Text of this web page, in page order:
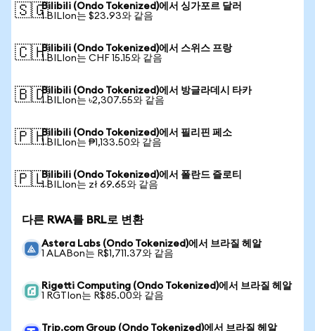
🇸🇬Bilibili (Ondo Tokenized)에서 싱가포르 달러
1 BILIon는 $23.93와 같음
🇨🇭Bilibili (Ondo Tokenized)에서 스위스 프랑
1 BILIon는 CHF 15.15와 같음
🇧🇩Bilibili (Ondo Tokenized)에서 방글라데시 타카
1 BILIon는 ৳2,307.55와 같음
🇵🇭Bilibili (Ondo Tokenized)에서 필리핀 페소
1 BILIon는 ₱1,133.50와 같음
🇵🇱Bilibili (Ondo Tokenized)에서 폴란드 즐로티
1 BILIon는 zł 69.65와 같음
다른 RWA를 BRL로 변환
Astera Labs (Ondo Tokenized)에서 브라질 헤알
1 ALABon는 R$1,711.37와 같음
Rigetti Computing (Ondo Tokenized)에서 브라질 헤알
1 RGTIon는 R$85.00와 같음
Trip.com Group (Ondo Tokenized)에서 브라질 헤알